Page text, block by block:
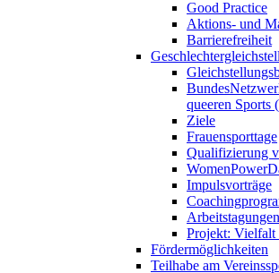
Good Practice
Aktions- und
Barrierefreiheit
queeren Sports
Ziele
Frauensporttage
Qualifizierung
Impulsvorträge
Arbeitstagungen
Projekt:
Fördermöglichkeiten
Teilhabe am